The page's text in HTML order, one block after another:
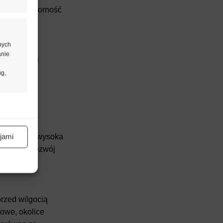
i odporność
wygląd i
wysoka
UV i rozwój
wilgocią
okolice